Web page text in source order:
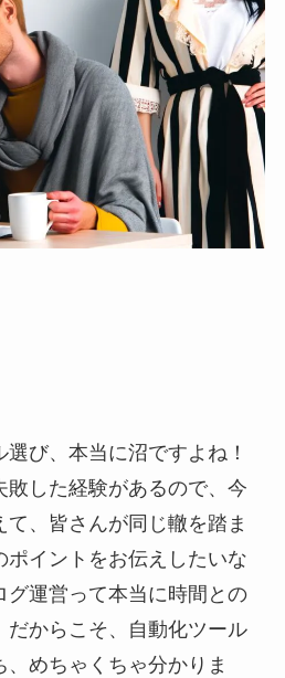
び、本当に沼ですよね！
敗した経験があるので、今
て、皆さんが同じ轍を踏ま
ポイントをお伝えしたいな
グ運営って本当に時間との
だからこそ、自動化ツール
めちゃくちゃ分かりま